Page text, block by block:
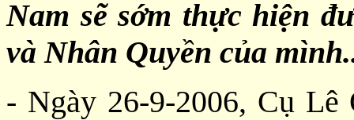
Nam sẽ sớm thực hiện
và Nhân Quyền của
- Ngày 26-9-2006, Cụ